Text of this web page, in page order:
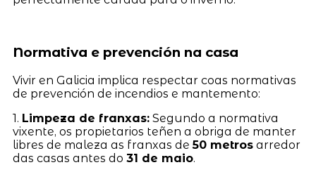
Normativa e prevención na casa
Vivir en Galicia implica respectar coas normativas
de prevención de incendios e mantemento:
1. Limpeza de franxas:Segundo a normativa
vixente, os propietarios teñen a obriga de manter
libres de maleza as franxas de50 metrosarredor
das casas antes do 31 de maio.